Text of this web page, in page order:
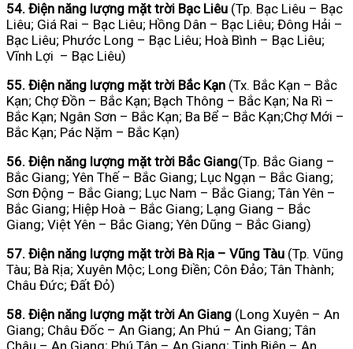
54. Điện năng lượng mặt trời Bạc Liêu (Tp. Bạc Liêu – Bạc
Liêu; Giá Rai – Bạc Liêu; Hồng Dân – Bạc Liêu; Đông Hải –
Bạc Liêu; Phước Long – Bạc Liêu; Hoà Bình – Bạc Liêu;
Vĩnh Lợi – Bạc Liêu)
55. Điện năng lượng mặt trời Bắc Kạn (Tx. Bắc Kạn – Bắc
Kạn; Chợ Đồn – Bắc Kạn; Bạch Thông – Bắc Kạn; Na Rì –
Bắc Kạn; Ngân Sơn – Bắc Kạn; Ba Bể – Bắc Kạn;Chợ Mới –
Bắc Kạn; Pác Nặm – Bắc Kạn)
56. Điện năng lượng mặt trời Bắc Giang(Tp. Bắc Giang –
Bắc Giang; Yên Thế – Bắc Giang; Lục Ngạn – Bắc Giang;
Sơn Động – Bắc Giang; Lục Nam – Bắc Giang; Tân Yên –
Bắc Giang; Hiệp Hoà – Bắc Giang; Lạng Giang – Bắc
Giang; Việt Yên – Bắc Giang; Yên Dũng – Bắc Giang)
57. Điện năng lượng mặt trời Bà Rịa – Vũng Tàu (Tp. Vũng
Tàu; Bà Rịa; Xuyên Mộc; Long Điền; Côn Đảo; Tân Thành;
Châu Đức; Đất Đỏ)
58. Điện năng lượng mặt trời An Giang (Long Xuyên – An
Giang; Châu Đốc – An Giang; An Phú – An Giang; Tân